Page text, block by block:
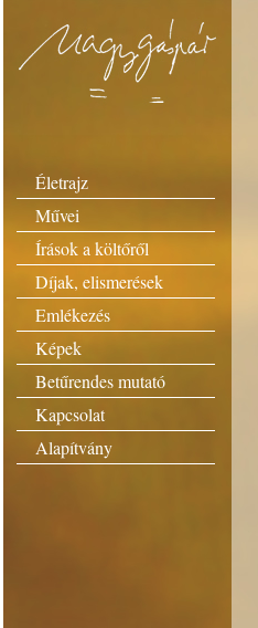
Életrajz
Művei
Írások a költőről
Díjak, elismerések
Emlékezés
Képek
Betűrendes mutató
Kapcsolat
Alapítvány